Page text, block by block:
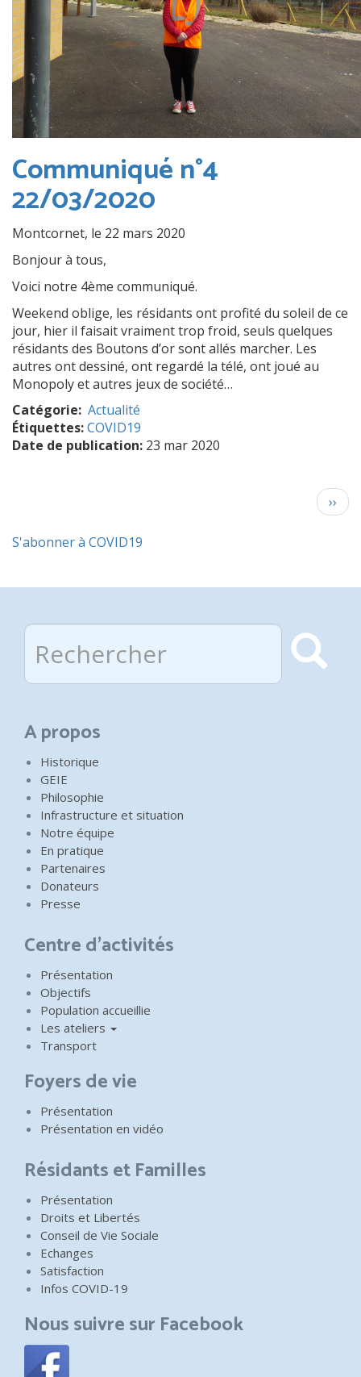
Communiqué n°4
22/03/2020
Montcornet, le 22 mars 2020
Bonjour à tous,
Voici notre 4ème communiqué.
Weekend oblige, les résidants ont profité du soleil de ce
jour, hier il faisait vraiment trop froid, seuls quelques
résidants des Boutons d’or sont allés marcher. Les
autres ont dessiné, ont regardé la télé, ont joué au
Monopoly et autres jeux de société…
Catégorie Actualité
Étiquettes:COVID19
Date de publication: 23 mar 2020
Page
››
S'abonner à COVID19
Rechercher
A propos
Historique
GEIE
Philosophie
Infrastructure et situation
Notre équipe
En pratique
Partenaires
Donateurs
Presse
Centre d'activités
Présentation
Objectifs
Population accueillie
Les ateliers
Transport
Foyers de vie
Présentation
Présentation en vidéo
Résidants et Familles
Présentation
Droits et Libertés
Conseil de Vie Sociale
Echanges
Satisfaction
Infos COVID-19
Nous suivre sur Facebook